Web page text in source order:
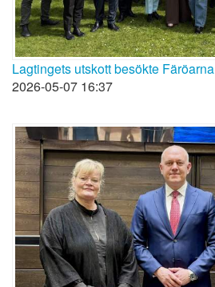
Lagtingets utskott besökte Färöarna
2026-05-07 16:37